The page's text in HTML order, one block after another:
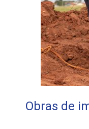
Obras de